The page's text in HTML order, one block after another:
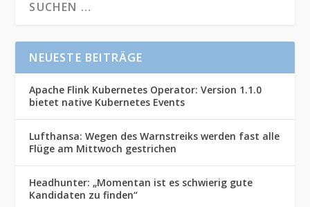
NEUESTE BEITRÄGE
Apache Flink Kubernetes Operator: Version 1.1.0
bietet native Kubernetes Events
Lufthansa: Wegen des Warnstreiks werden fast alle
Flüge am Mittwoch gestrichen
Headhunter: „Momentan ist es schwierig gute
Kandidaten zu finden“